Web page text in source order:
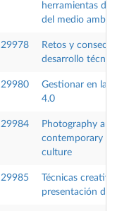
herramientas de
del medio
29978
Retos y
desarrollo
29980
Gestionar en la
4.0
29984
Photography and
contemporary
culture
29985
Técnicas
presentación de